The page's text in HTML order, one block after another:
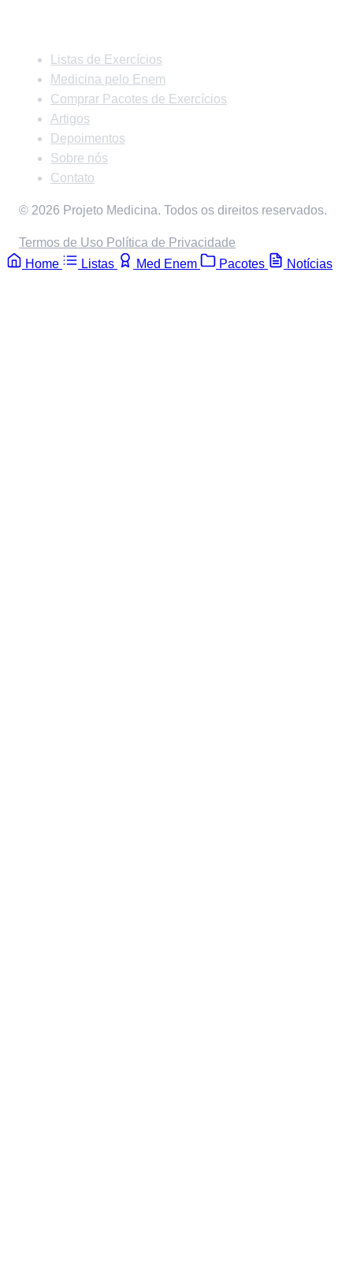
Listas de Exercícios
Medicina pelo Enem
Comprar Pacotes de Exercícios
Artigos
Depoimentos
Sobre nós
Contato
© 2026 Projeto Medicina. Todos os direitos reservados.
Termos de Uso Política de Privacidade
Home
Listas Med Enem Pacotes Notícias